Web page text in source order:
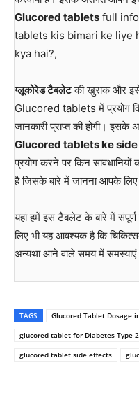
Glucored tablets full
tablets kis bimari ke liye
kya hai?,
ग्लूकोरेड टैबलेटकी खुराक और इसे
Glucored tablets में प्रयोग
जानकारी प्राप्त की होगी।
Glucored tablets ke
प्रयोग करने पर किन
है जिसके बारे में जानना आपके लिए
यहां हमें इस टैबलेट के बारे में
लिए भी यह आवश्यक है कि
अन्यथा आने वाले समय में
TAGS
Glucored Tablet Dosage
glucored tablet for Diabetes Type 2
glucored tablet side effects